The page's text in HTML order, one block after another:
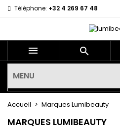
Téléphone: +32 4 269 67 48
 
MENU
Accueil Marques Lumibeauty
MARQUES LUMIBEAUTY